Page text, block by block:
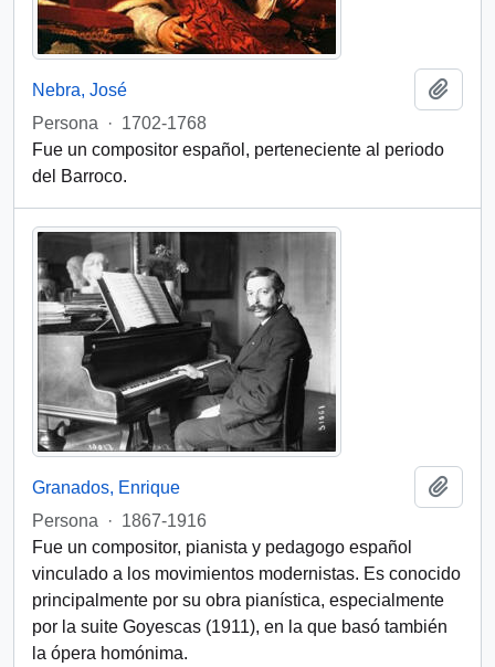
Nebra, José
Persona
· 1702-1768
Fue un compositor español, perteneciente al periodo
del Barroco.
Granados, Enrique
Persona
· 1867-1916
Fue un compositor, pianista y pedagogo español
vinculado a los movimientos modernistas. Es conocido
principalmente por su obra pianística, especialmente
por la suite Goyescas (1911), en la que basó también
la ópera homónima.